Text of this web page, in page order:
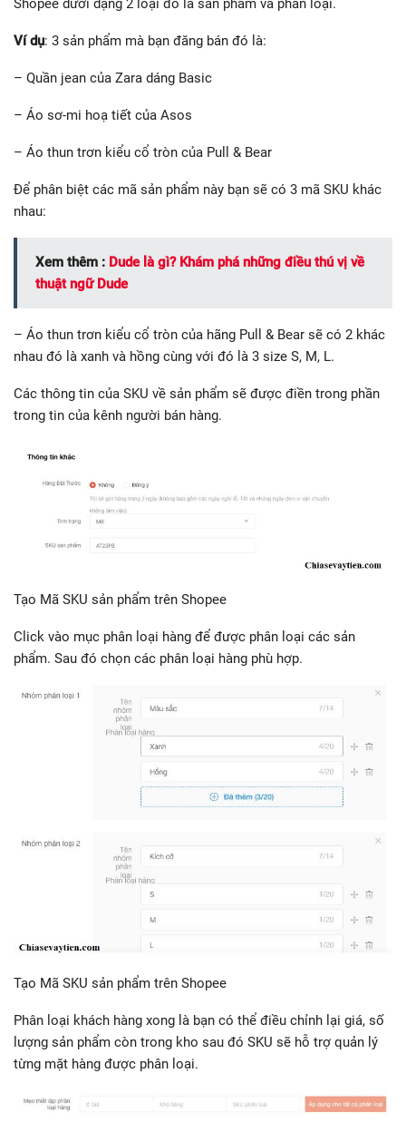
Shopee dưới dạng 2 loại đó là sản phẩm và phân loại.
Ví dụ: 3 sản phẩm mà bạn đăng bán đó là:
– Quần jean của Zara dáng Basic
– Áo sơ-mi hoạ tiết của Asos
– Áo thun trơn kiểu cổ tròn của Pull & Bear
Để phân biệt các mã sản phẩm này bạn sẽ có 3 mã SKU khác
nhau:
Xem thêm : Dude là gì? Khám phá những điều thú vị về
thuật ngữ Dude
– Áo thun trơn kiểu cổ tròn của hãng Pull & Bear sẽ có 2 khác
nhau đó là xanh và hồng cùng với đó là 3 size S, M, L.
Các thông tin của SKU về sản phẩm sẽ được điền trong phần
trong tin của kênh người bán hàng.
Tạo Mã SKU sản phẩm trên Shopee
Click vào mục phân loại hàng để được phân loại các sản
phẩm. Sau đó chọn các phân loại hàng phù hợp.
Tạo Mã SKU sản phẩm trên Shopee
Phân loại khách hàng xong là bạn có thể điều chỉnh lại giá, số
lượng sản phẩm còn trong kho sau đó SKU sẽ hỗ trợ quản lý
từng mặt hàng được phân loại.